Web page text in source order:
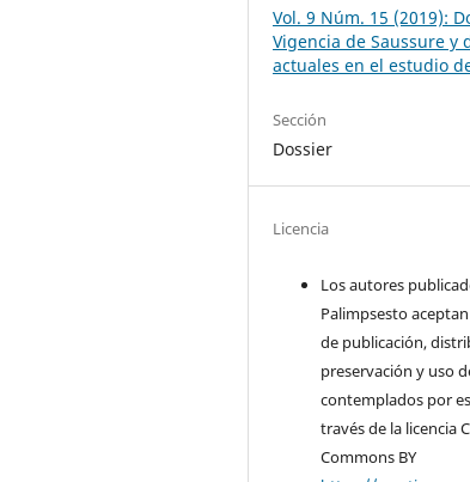
Vol. 9 Núm. 15 (2019):
Vigencia de Saussure y
actuales en el estudio
Sección
Dossier
Licencia
Los autores
Palimpsesto
de publicación,
preservación y uso
contemplados por
través de la licencia
Commons BY